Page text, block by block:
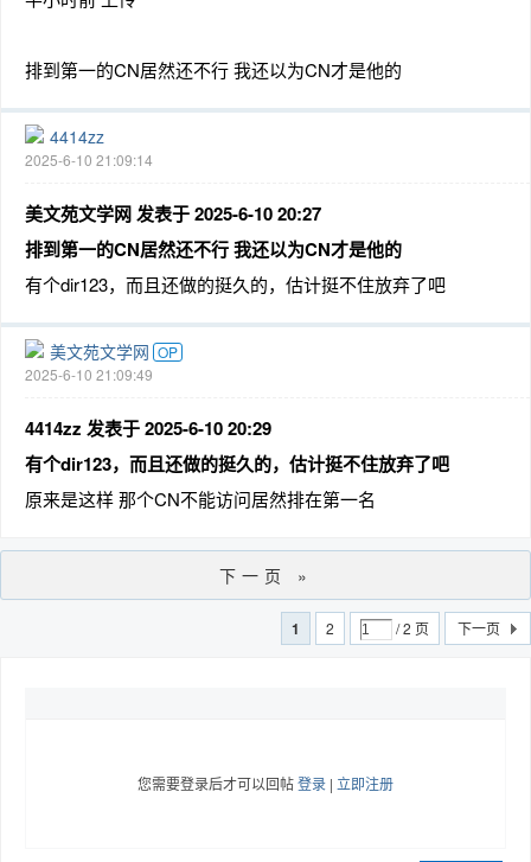
排到第一的CN居然还不行 我还以为CN才是他的
4414zz
2025-6-10 21:09:14
美文苑文学网 发表于 2025-6-10 20:27
排到第一的CN居然还不行 我还以为CN才是他的
有个dir123，而且还做的挺久的，估计挺不住放弃了吧
美文苑文学网 OP
2025-6-10 21:09:49
4414zz 发表于 2025-6-10 20:29
有个dir123，而且还做的挺久的，估计挺不住放弃了吧
原来是这样 那个CN不能访问居然排在第一名
下一页 »
1 2 / 2 页 下一页
您需要登录后才可以回帖登录 | 立即注册